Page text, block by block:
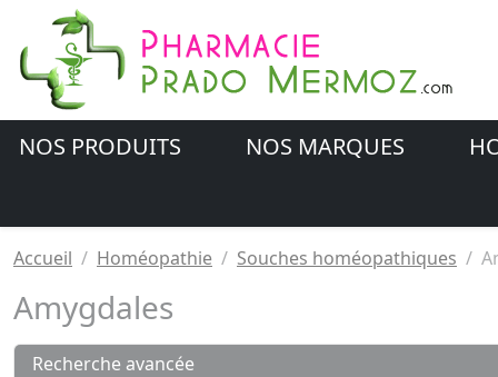
NOS PRODUITS NOS MARQUES
Accueil Homéopathie Souches homéopathiques
Amygdales
Recherche avancée